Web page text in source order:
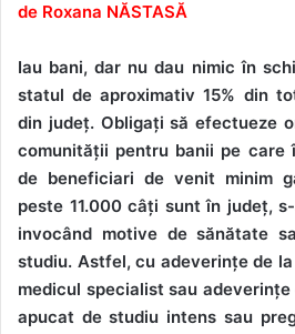
de Roxana NĂSTASĂ
Iau bani, dar nu dau nimic în
statul de aproximativ 15% din
din județ. Obligați să efectueze
comunității pentru banii pe care
de beneficiari de venit minim
peste 11.000 câți sunt în județ,
invocând motive de sănătate
studiu. Astfel, cu adeverințe de
medicul specialist sau
apucat de studiu intens sau